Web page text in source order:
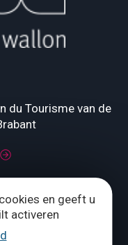
en geeft u
activeren
du Tourisme van de
09 70